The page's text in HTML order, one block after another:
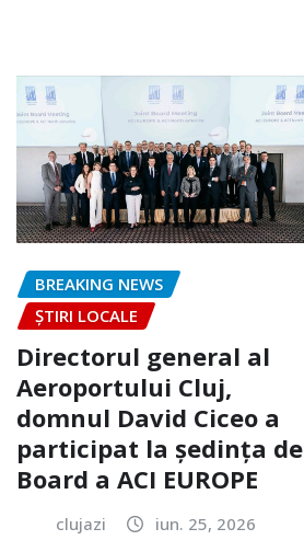
BREAKING NEWS
ȘTIRI LOCALE
Directorul general al
Aeroportului Cluj,
domnul David Ciceo a
participat la ședința de
Board a ACI EUROPE
clujazi iun. 25, 2026